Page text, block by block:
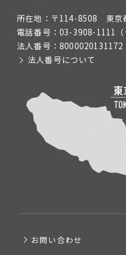
所在地： 〒114-8508 東京
電話番号： 03-3908-1111
法人番号： 8000020131172
法人番号について
お問い合わせ